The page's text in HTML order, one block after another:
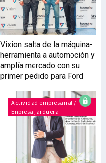
más pequeño, pero con
nutrido público son los
festivales de jazz de Getxo
Jazzaldia de San
Sebastián, si bien, a lo
largo de todo el año se
celebran otras
importantes citas como el
BBK Bilbao Music Legends
Fest o el Bilbao Blues
Festival, además de una
variada oferta de
espectáculos en recintos
como el BEC, Bilbao Arena
Vixion salta de la máquina-
herramienta a automoción y
amplía mercado con su
primer pedido para Ford
Actividad empresarial /
Enpresa jarduera